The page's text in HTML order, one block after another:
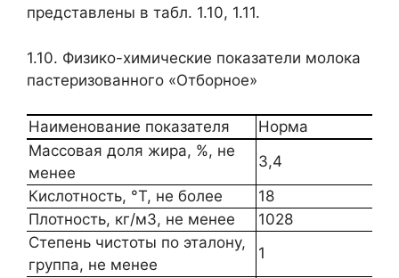
представлены в табл. 1.10, 1.11.
1.10. Физико-химические показатели молока
пастеризованного «Отборное»
Наименование показателя
Норма
Массовая доля жира, %, не
менее
3,4
Кислотность, °Т, не более
18
Плотность, кг/м3, не менее
1028
Степень чистоты по эталону,
группа, не менее
1